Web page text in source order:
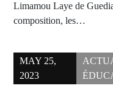
Limamou Laye de
composition, les…
MAY 25,
2023